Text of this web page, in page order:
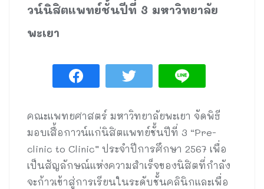
วน์นิสิตแพทย์ชั้นปีที่ 3 มหาวิทยาลัย
พะเยา
คณะแพทยศาสตร์ มหาวิทยาลัยพะเยา จัดพิธี
มอบเสื้อกาวน์แก่นิสิตแพทย์ชั้นปีที่ 3 “Pre-
clinic to Clinic” ประจำปีการศึกษา 2567 เพื่อ
เป็นสัญลักษณ์แห่งความสำเร็จของนิสิตที่กำลัง
จะก้าวเข้าสู่การเรียนในระดับชั้นคลินิกและเพื่อ